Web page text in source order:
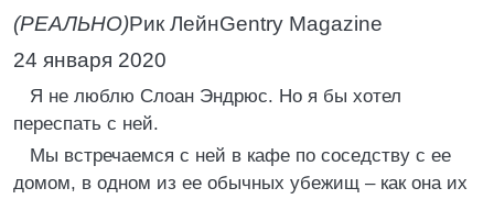
(РЕАЛЬНО)Рик ЛейнGentry Magazine
24 января 2020
Я не люблю Слоан Эндрюс. Но я бы хотел
переспать с ней.
Мы встречаемся с ней в кафе по соседству с ее
домом, в одном из ее обычных убежищ – как она их